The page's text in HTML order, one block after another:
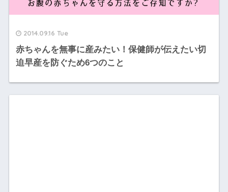
2014.09.16 Tue
赤ちゃんを無事に産みたい！保健師が伝えたい切
迫早産を防ぐため6つのこと